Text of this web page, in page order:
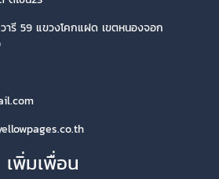
ารี 59 แขวงโคกแฝด เขตหนองจอก
เพิ่มเพื่อน